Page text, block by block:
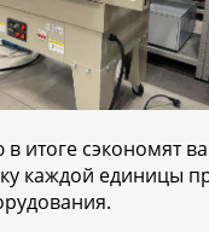
итоге сэкономят
каждой единицы